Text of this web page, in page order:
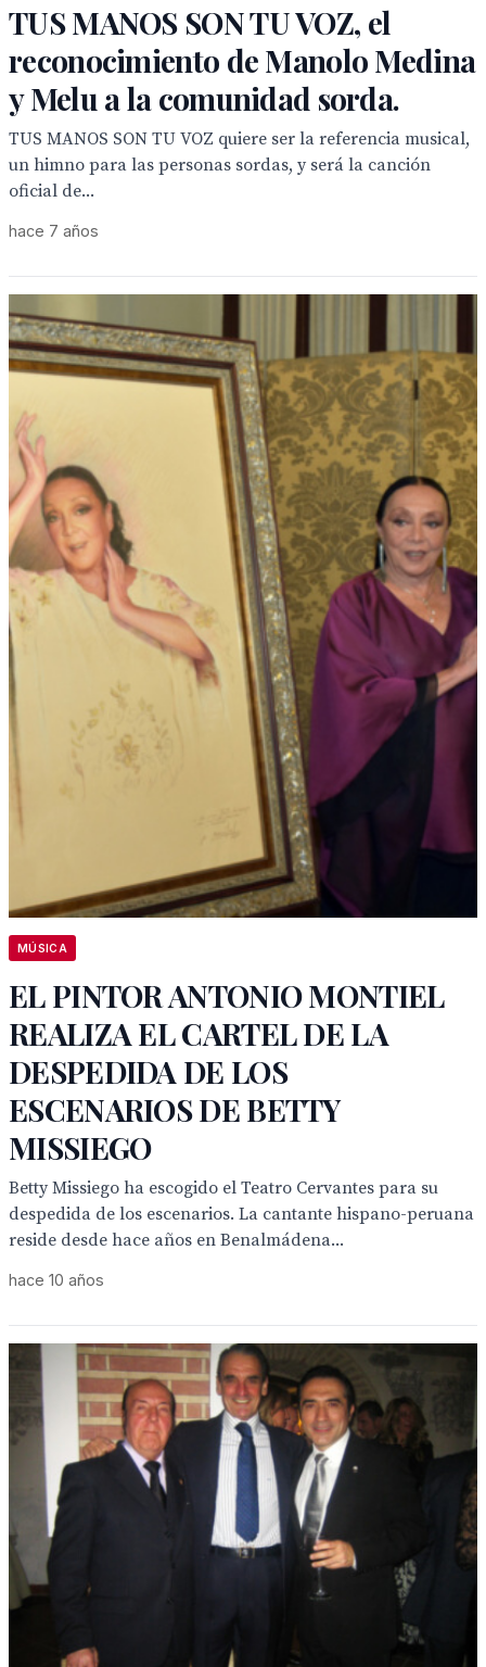
TUS MANOS SON TU VOZ, el
reconocimiento de Manolo Medina
y Melu a la comunidad sorda.
TUS MANOS SON TU VOZ quiere ser la referencia musical,
un himno para las personas sordas, y será la canción
oficial de...
hace 7 años
MÚSICA
EL PINTOR ANTONIO MONTIEL
REALIZA EL CARTEL DE LA
DESPEDIDA DE LOS
ESCENARIOS DE BETTY
MISSIEGO
Betty Missiego ha escogido el Teatro Cervantes para su
despedida de los escenarios. La cantante hispano-peruana
reside desde hace años en Benalmádena...
hace 10 años